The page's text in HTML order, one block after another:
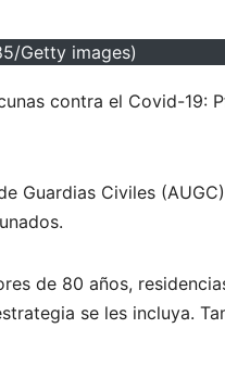
Getty images)
contra el Covid-19:
Guardias Civiles
de 80 años,
se les incluya.